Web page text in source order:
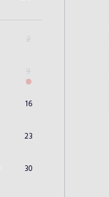
2
9
16
23
30